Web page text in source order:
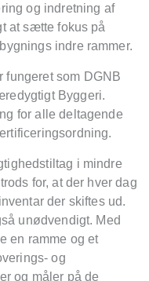
og indretning af
at sætte fokus på
indre rammer.
fungeret som DGNB
Byggeri.
for alle deltagende
i mindre
for, at der hver dag
der skiftes ud.
unødvendigt. Med
en ramme og et
og
og måler på de